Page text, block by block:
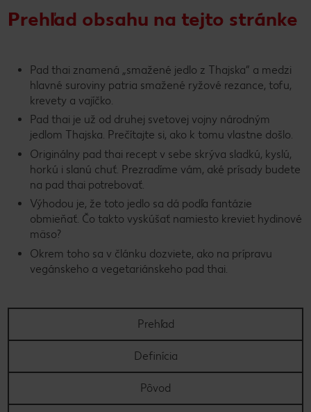
Prehľad obsahu na tejto stránke
Pad thai znamená „smažené jedlo z Thajska“ a medzi
hlavné suroviny patria smažené ryžové rezance, tofu,
krevety a vajíčko.
Pad thai je už od druhej svetovej vojny národným
jedlom Thajska. Prečítajte si, ako k tomu vlastne došlo.
Originálny pad thai recept v sebe skrýva sladkú, kyslú,
horkú i slanú chuť. Prezradíme vám, aké prísady budete
na pad thai potrebovať.
Výhodou je, že toto jedlo sa dá podľa fantázie
obmieňať. Čo takto vyskúšať namiesto kreviet hydinové
mäso?
Okrem toho sa v článku dozviete, ako na prípravu
vegánskeho a vegetariánskeho pad thai.
Prehľad
Definícia
Pôvod